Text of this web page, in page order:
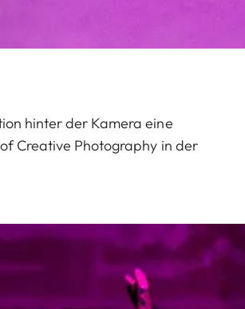
hinter der Kamera eine
Creative Photography in der